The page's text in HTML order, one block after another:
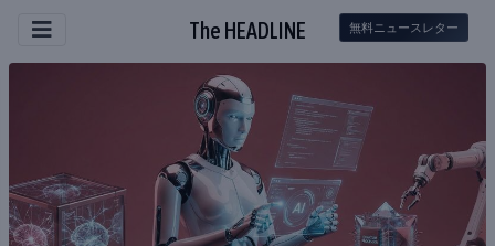
The HEADLINE 無料ニュースレター